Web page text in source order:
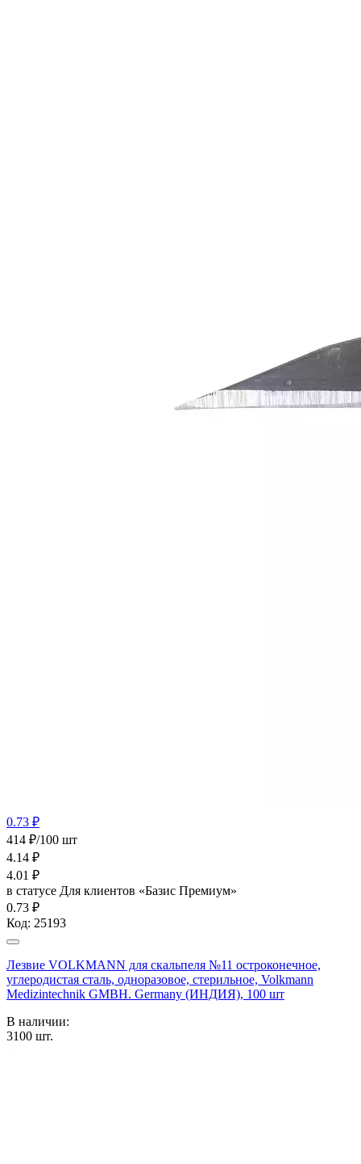
0.73 ₽
414 ₽/100 шт
4.14 ₽
4.01 ₽
в статусе Для клиентов «Базис Премиум»
0.73 ₽
Код: 25193
Лезвие VOLKMANN для скальпеля №11 остроконечное,
углеродистая сталь, одноразовое, стерильное, Volkmann
Medizintechnik GMBH. Germany (ИНДИЯ), 100 шт
В наличии:
3100 шт.